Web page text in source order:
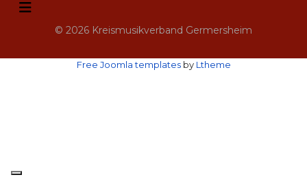
© 2026 Kreismusikverband Germersheim
Free Joomla templatesby Ltheme